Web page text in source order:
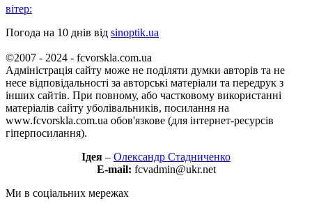
вітер:
Погода на 10 днів від sinoptik.ua
©2007 - 2024 - fcvorskla.com.ua
Адміністрація сайту може не поділяти думки авторів та не
несе відповідальності за авторські матеріали та передрук з
інших сайтів. При повному, або частковому використанні
матеріалів сайту уболівальників, посилання на
www.fcvorskla.com.ua обов'язкове (для інтернет-ресурсів
гіперпосилання).
Ідея – Олександр Стадниченко
E-mail: fcvadmin@ukr.net
Ми в соціальних мережах